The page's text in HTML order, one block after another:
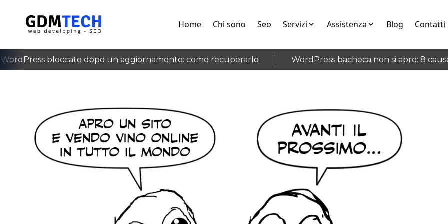
Home Chi sono Seo Servizi Assistenza Blog Contatti
bloccato dopo un aggiornamento: come recuperarlo WordPress bacheca non si apre: 8 cause
‹